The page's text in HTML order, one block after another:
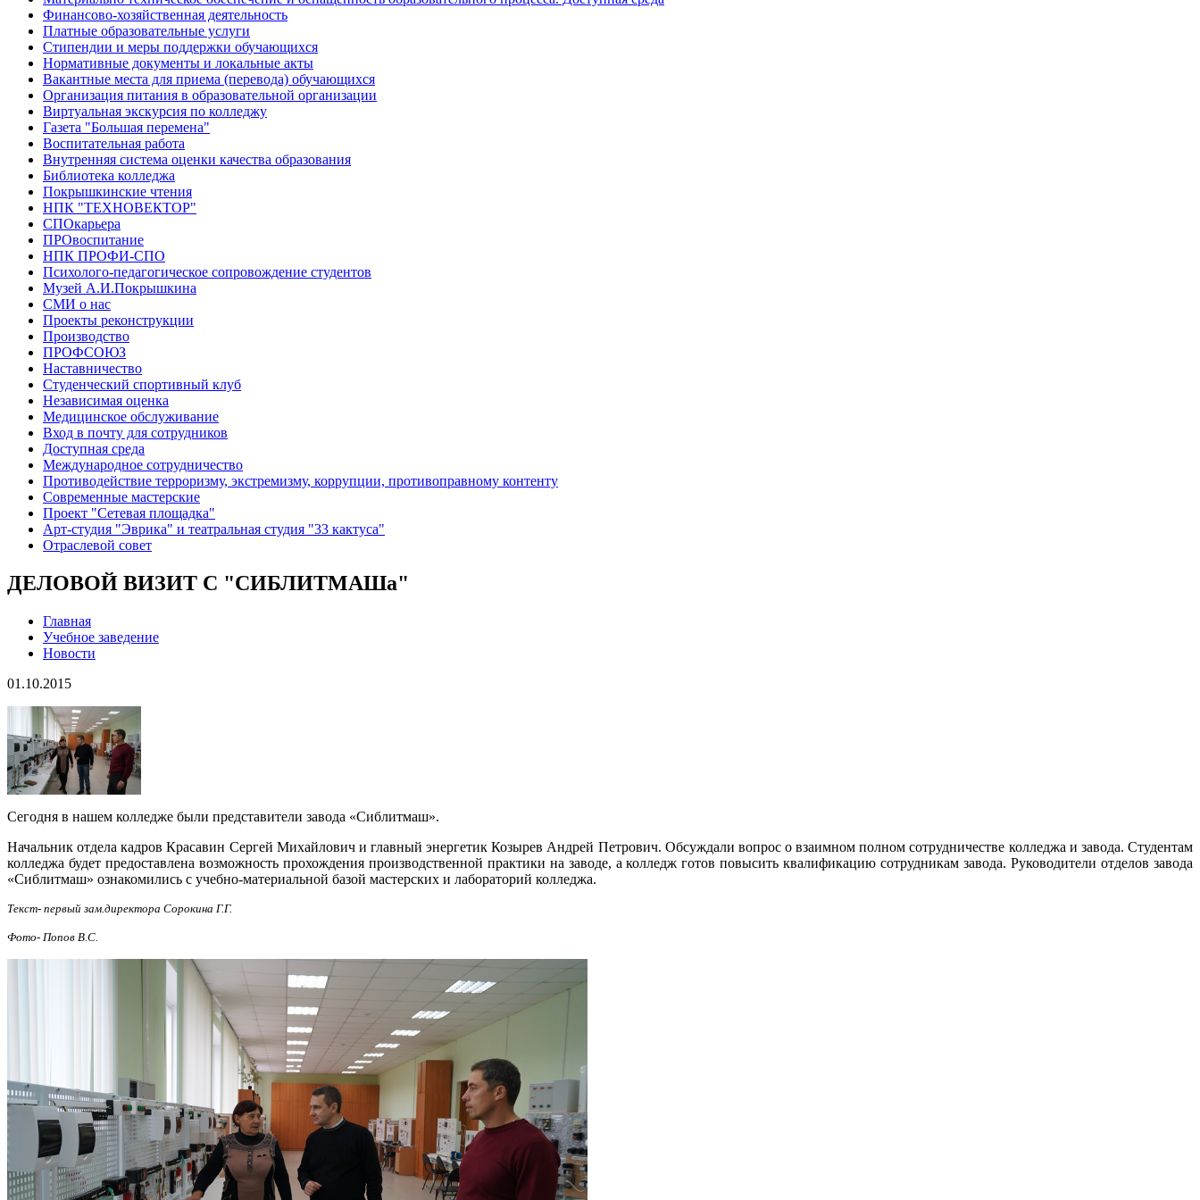
Финансово-хозяйственная деятельность
Платные образовательные услуги
Стипендии и меры поддержки обучающихся
Нормативные документы и локальные акты
Вакантные места для приема (перевода) обучающихся
Организация питания в образовательной организации
Виртуальная экскурсия по колледжу
Газета "Большая перемена"
Воспитательная работа
Внутренняя система оценки качества образования
Библиотека колледжа
Покрышкинские чтения
НПК "ТЕХНОВЕКТОР"
СПОкарьера
ПРОвоспитание
НПК ПРОФИ-СПО
Психолого-педагогическое сопровождение студентов
Музей А.И.Покрышкина
СМИ о нас
Проекты реконструкции
Производство
ПРОФСОЮЗ
Наставничество
Студенческий спортивный клуб
Независимая оценка
Медицинское обслуживание
Вход в почту для сотрудников
Доступная среда
Международное сотрудничество
Противодействие терроризму, экстремизму, коррупции, противоправному контенту
Современные мастерские
Проект "Сетевая площадка"
Арт-студия "Эврика" и театральная студия "33 кактуса"
Отраслевой совет
ДЕЛОВОЙ ВИЗИТ С "СИБЛИТМАШа"
Главная
Учебное заведение
Новости
01.10.2015
Сегодня в нашем колледже были представители завода «Сиблитмаш».
Начальник отдела кадров Красавин Сергей Михайлович и главный энергетик Козырев Андрей Петрович. Обсуждали вопрос о взаимном полном сотрудничестве колледжа и завода. Студентам
колледжа будет предоставлена возможность прохождения производственной практики на заводе, а колледж готов повысить квалификацию сотрудникам завода. Руководители отделов завода
«Сиблитмаш» ознакомились с учебно-материальной базой мастерских и лабораторий колледжа.
Текст- первый зам.директора Сорокина Г.Г.
Фото- Попов В.С.